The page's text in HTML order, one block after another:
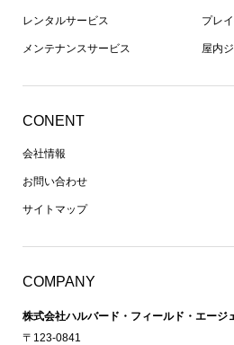
レンタルサービス
メンテナンスサービス
プレ
屋内
CONENT
会社情報
お問い合わせ
サイトマップ
COMPANY
株式会社ハルバード・フィールド・エージ
〒123-0841